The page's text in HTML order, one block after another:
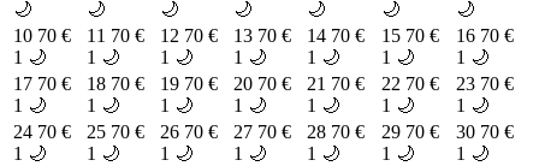
🌙 🌙 🌙 🌙 🌙 🌙
🌙
10 70 €
1 🌙
11 70 €
1 🌙
12 70 €
1 🌙
13 70 €
1 🌙
14 70 €
1 🌙
15 70 €
1 🌙
16 70 €
1 🌙
17 70 €
1 🌙
18 70 €
1 🌙
19 70 €
1 🌙
20 70 €
1 🌙
21 70 €
1 🌙
22 70 €
1 🌙
23 70 €
1 🌙
24 70 €
1 🌙
25 70 €
1 🌙
26 70 €
1 🌙
27 70 €
1 🌙
28 70 €
1 🌙
29 70 €
1 🌙
30 70 €
1 🌙